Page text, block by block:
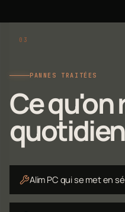
PANNES TRAITÉES
Ce qu'on
quotidien
Alim PC qui se met en